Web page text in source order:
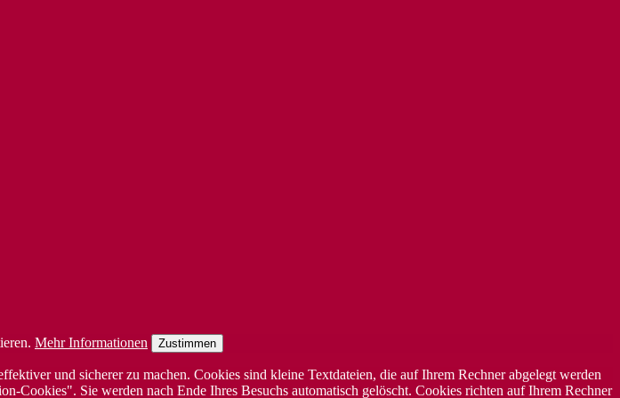
Mehr Informationen Zustimmen
und sicherer zu machen. Cookies sind kleine Textdateien, die auf Ihrem Rechner abgelegt werden
Cookies". Sie werden nach Ende Ihres Besuchs automatisch gelöscht. Cookies richten auf Ihrem Rechner